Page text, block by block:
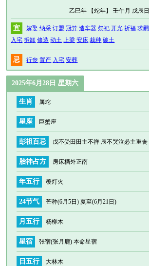
乙巳年 【蛇年】 壬午月 戊辰日
宜 嫁娶 纳采 订盟 冠笄 造车器 祭祀 开光 祈福 求嗣
入宅 拆卸 修造 动土 上梁 安床 栽种 破土
忌 行丧 置产 入宅 安葬
2025年6月28日 星期六
生肖 属蛇
星座 巨蟹座
彭祖百忌 戊不受田田主不祥 辰不哭泣必主重丧
胎神占方 房床栖外正南
年五行 覆灯火
24节气 芒种(6月5日) 夏至(6月21日)
月五行 杨柳木
星宿 张宿(张月鹿) 本命星宿
日五行 大林木